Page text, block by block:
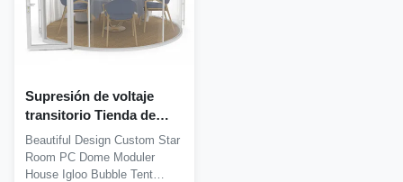
Supresión de voltaje
transitorio Tienda de
burbujas de iglú
hermoso diseño Inodoro
para el clima exterior
Beautiful Design Custom Star
Room PC Dome Moduler
House Igloo Bubble Tent